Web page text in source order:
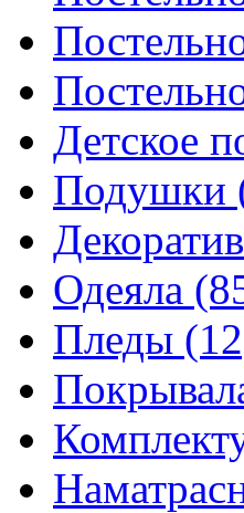
Детское
Подушки
Одеяла
Пледы